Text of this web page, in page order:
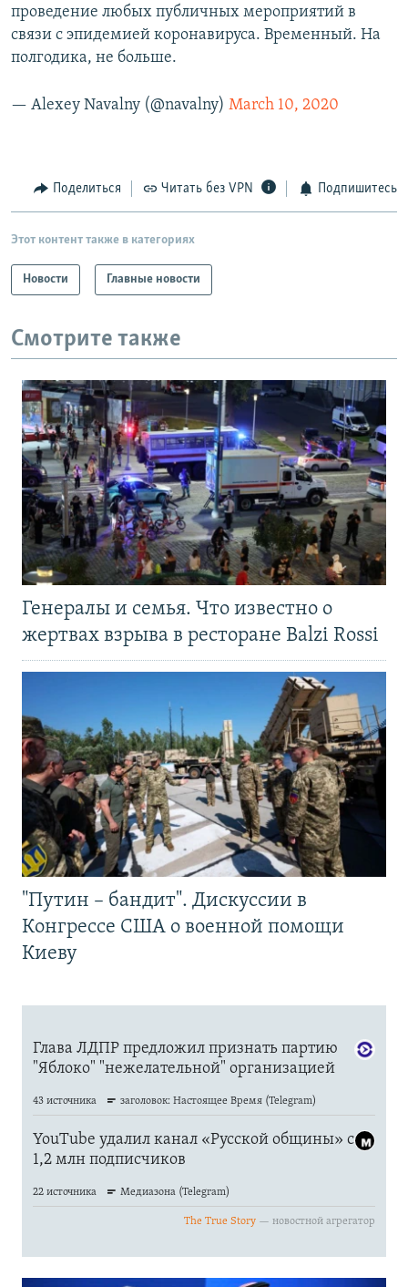
проведение любых публичных мероприятий в
связи с эпидемией коронавируса. Временный. На
полгодика, не больше.
— Alexey Navalny (@navalny) March 10, 2020
Поделиться Читать без VPN Подпишитесь
Этот контент также в категориях
Новости Главные новости
Смотрите также
Генералы и семья. Что известно о
жертвах взрыва в ресторане Balzi Rossi
"Путин – бандит". Дискуссии в
Конгрессе США о военной помощи
Киеву